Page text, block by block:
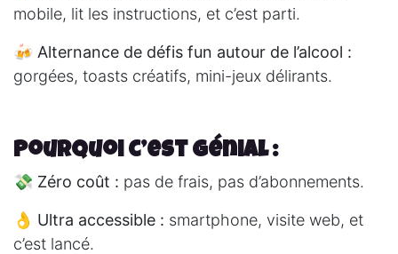
mobile, lit les instructions, et c’est parti.
🍻 Alternance de défis fun autour de l’alcool :
gorgées, toasts créatifs, mini-jeux délirants.
Pourquoi c’est génial :
💸 Zéro coût : pas de frais, pas d’abonnements.
👌 Ultra accessible : smartphone, visite web, et
c’est lancé.